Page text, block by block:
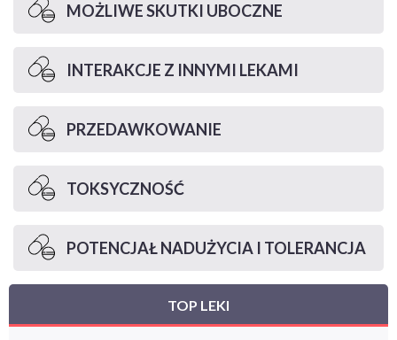
TOP LEKI
MOŻLIWE SKUTKI UBOCZNE
INTERAKCJE Z INNYMI LEKAMI
PRZEDAWKOWANIE
TOKSYCZNOŚĆ
POTENCJAŁ NADUŻYCIA I TOLERANCJA